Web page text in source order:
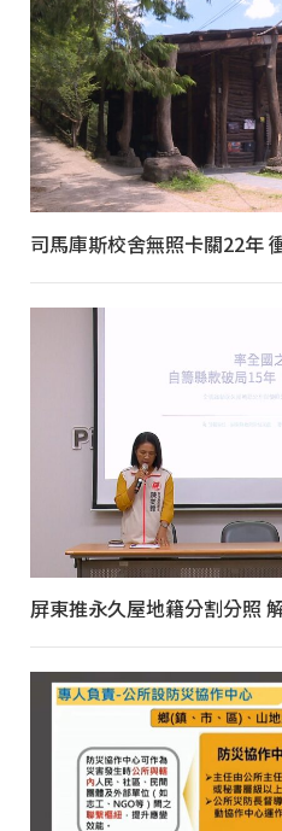
司馬庫斯校舍無照卡關22年
屏東推永久屋地籍分割分照